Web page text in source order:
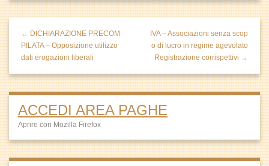
← DICHIARAZIONE PRECOM
PILATA – Opposizione utilizzo
dati erogazioni liberali
IVA – Associazioni senza scop
o di lucro in regime agevolato
Registrazione corrispettivi →
ACCEDI AREA PAGHE
Aprire con Mozilla Firefox